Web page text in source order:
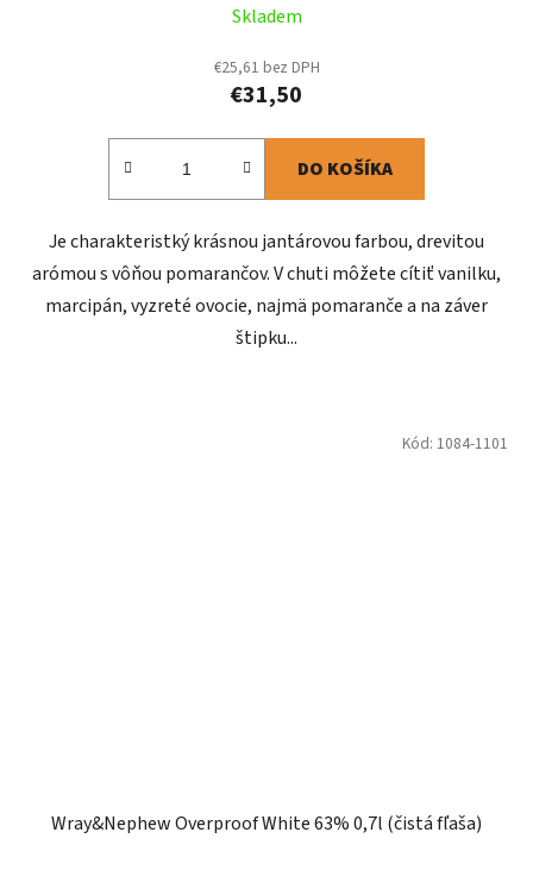
hodnotenie
produktu
je
Skladem
€25,61 bez DPH
€31,50
DO KOŠÍKA
Je charakteristký krásnou jantárovou farbou, drevitou
arómou s vôňou pomarančov. V chuti môžete cítiť vanilku,
marcipán, vyzreté ovocie, najmä pomaranče a na záver
štipku...
Wray&Nephew Overproof White 63% 0,7l (čistá fľaša)
Kód: 1084-1101